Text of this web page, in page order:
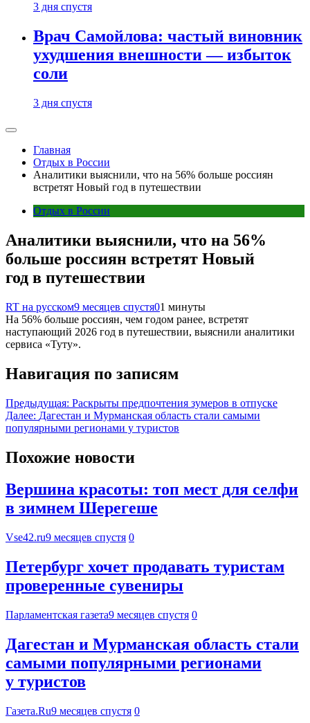
3 дня спустя
Врач Самойлова: частый виновник
ухудшения внешности — избыток
соли
3 дня спустя
Главная
Отдых в России
Аналитики выяснили, что на 56% больше россиян
встретят Новый год в путешествии
Отдых в России
Аналитики выяснили, что на 56%
больше россиян встретят Новый
год в путешествии
RT на русском9 месяцев спустя01 минуты
На 56% больше россиян, чем годом ранее, встретят
наступающий 2026 год в путешествии, выяснили аналитики
сервиса «Туту».
Навигация по записям
Предыдущая: Раскрыты предпочтения зумеров в отпуске
Далее: Дагестан и Мурманская область стали самыми
популярными регионами у туристов
Похожие новости
Вершина красоты: топ мест для селфи
в зимнем Шерегеше
Vse42.ru9 месяцев спустя 0
Петербург хочет продавать туристам
проверенные сувениры
Парламентская газета9 месяцев спустя 0
Дагестан и Мурманская область стали
самыми популярными регионами
у туристов
Газета.Ru9 месяцев спустя 0